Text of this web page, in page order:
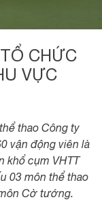
CHỨC
VỰC
thao Công ty
vận động viên là
khổ cụm VHTT
03 môn thể thao
Cờ tướng.